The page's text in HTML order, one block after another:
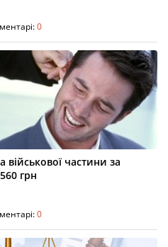
0
частини за
грн
0